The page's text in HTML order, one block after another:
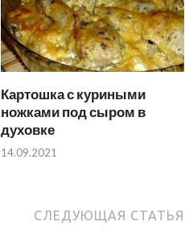
Картошка с куриными
ножками под сыром в
духовке
14.09.2021
СЛЕДУЮЩАЯ СТАТЬЯ